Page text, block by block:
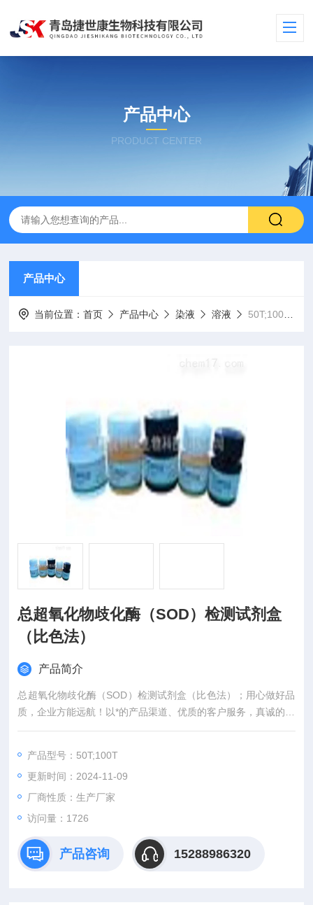
产品中心
PRODUCT CENTER
产品中心
当前位置：首页 产品中心 染液 溶液 50T;100T总超氧化物歧化酶（SOD）检测试剂盒（比色法）
总超氧化物歧化酶（SOD）检测试剂盒
（比色法）
产品简介
总超氧化物歧化酶（SOD）检测试剂盒（比色法）；用心做好品
质，企业方能远航！以*的产品渠道、优质的客户服务，真诚的对
待广大同人，我司分别在上海、武汉，等城市设有专业实验室，
产品型号：50T;100T
更新时间：2024-11-09
厂商性质：生产厂家
访问量：1726
产品咨询 15288986320